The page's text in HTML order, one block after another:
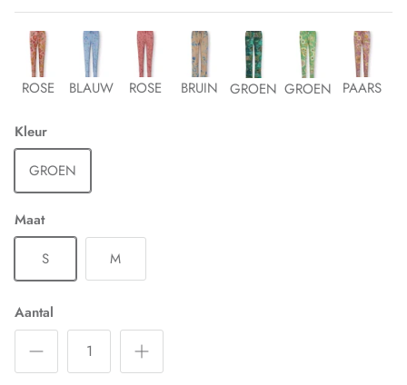
ROSE BLAUW ROSE BRUIN GROEN GROEN PAARS
Kleur
GROEN
Maat
S
M
Aantal